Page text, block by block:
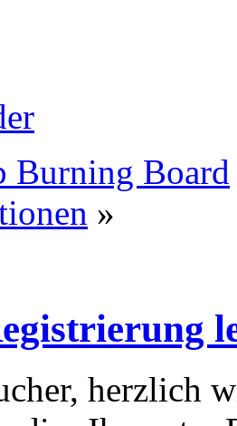
Burning Board
»
herzlich